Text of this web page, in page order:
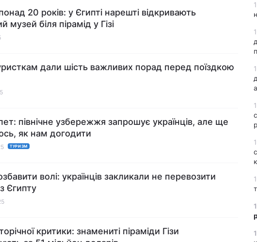
20 років: у Єгипті нарешті відкривають
музей біля пірамід у Гізі
дали шість важливих порад перед поїздкою
північне узбережжя запрошує українців, але ще
як нам догодити
ТУРИЗМ
волі: українців закликали не перевозити
Єгипту
критики: знамениті піраміди Гізи